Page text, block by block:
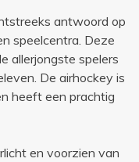
antwoord op
speelcentra. Deze
allerjongste spelers
De airhockey is
heeft een prachtig
en voorzien van